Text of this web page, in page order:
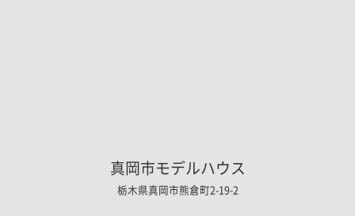
真岡市モデルハウス
栃木県真岡市熊倉町2-19-2